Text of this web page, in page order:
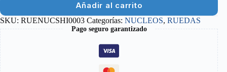
Añadir al carrito
SKU: RUENUCSHI0003 Categorías: NUCLEOS, RUEDAS
Pago seguro garantizado